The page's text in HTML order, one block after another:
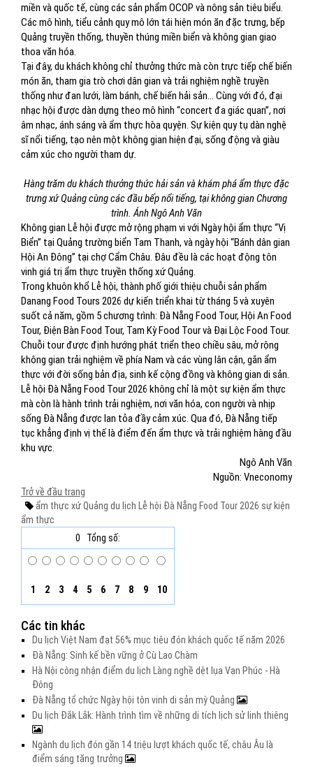
miền và quốc tế, cùng các sản phẩm OCOP và nông sản tiêu biểu.
Các mô hình, tiểu cảnh quy mô lớn tái hiện món ăn đặc trưng, bếp
Quảng truyền thống, thuyền thúng miền biển và không gian giao
thoa văn hóa.
Tại đây, du khách không chỉ thưởng thức mà còn trực tiếp chế biến
món ăn, tham gia trò chơi dân gian và trải nghiệm nghề truyền
thống như đan lưới, làm bánh, chế biến hải sản... Cùng với đó, đại
nhạc hội được dàn dựng theo mô hình “concert đa giác quan”, nơi
âm nhạc, ánh sáng và ẩm thực hòa quyện. Sự kiện quy tụ dàn nghệ
sĩ nổi tiếng, tạo nên một không gian hiện đại, sống động và giàu
cảm xúc cho người tham dự.
Hàng trăm du khách thưởng thức hải sản và khám phá ẩm thực đặc
trưng xứ Quảng cùng các đầu bếp nổi tiếng, tại không gian Chương
trình. Ảnh Ngô Anh Văn
Không gian Lễ hội được mở rộng phạm vi với Ngày hội ẩm thực “Vị
Biển” tại Quảng trường biển Tam Thanh, và ngày hội “Bánh dân gian
Hội An Đông” tại chợ Cẩm Châu. Đâu đều là các hoạt động tôn
vinh giá trị ẩm thực truyền thống xứ Quảng.
Trong khuôn khổ Lễ hội, thành phố giới thiệu chuỗi sản phẩm
Danang Food Tours 2026 dự kiến triển khai từ tháng 5 và xuyên
suốt cả năm, gồm 5 chương trình: Đà Nẵng Food Tour, Hội An Food
Tour, Điện Bàn Food Tour, Tam Kỳ Food Tour và Đại Lộc Food Tour.
Chuỗi tour được định hướng phát triển theo chiều sâu, mở rộng
không gian trải nghiệm về phía Nam và các vùng lân cận, gắn ẩm
thực với đời sống bản địa, sinh kế cộng đồng và không gian di sản.
Lễ hội Đà Nẵng Food Tour 2026 không chỉ là một sự kiện ẩm thực
mà còn là hành trình trải nghiệm, nơi văn hóa, con người và nhịp
sống Đà Nẵng được lan tỏa đầy cảm xúc. Qua đó, Đà Nẵng tiếp
tục khẳng định vị thế là điểm đến ẩm thực và trải nghiệm hàng đầu
khu vực.
Ngô Anh Văn
Nguồn: Vneconomy
Trở về đầu trang
ẩm thực xứ Quảng du lịch Lễ hội Đà Nẵng Food Tour 2026 sự kiện
ẩm thực
0
Tổng số:
1 2 3 4 5 6 7 8 9 10
Các tin khác
Du lịch Việt Nam đạt 56% mục tiêu đón khách quốc tế năm 2026
Đà Nẵng: Sinh kế bền vững ở Cù Lao Chàm
Hà Nội công nhận điểm du lịch Làng nghề dệt lụa Vạn Phúc - Hà
Đông
Đà Nẵng tổ chức Ngày hội tôn vinh di sản mỳ Quảng
Du lịch Đắk Lắk: Hành trình tìm về những di tích lịch sử linh thiêng
Ngành du lịch đón gần 14 triệu lượt khách quốc tế, châu Âu là
điểm sáng tăng trưởng